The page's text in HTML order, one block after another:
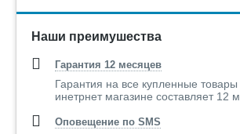
Наши преимушества
Гарантия 12 месяцев
Гарантия на все купленные
инетрнет магазине составляет 12
Оповещение по SMS